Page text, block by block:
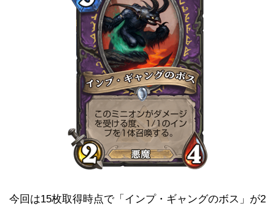
今回は15枚取得時点で「インプ・ギャングのボス」が2